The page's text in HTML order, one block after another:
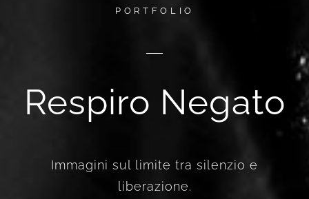
PORTFOLIO
Respiro Negato
Immagini sul limite tra silenzio e
liberazione.